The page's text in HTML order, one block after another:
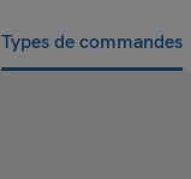
Types de commandes